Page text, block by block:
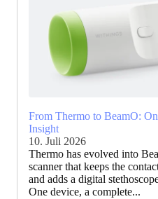
From Thermo to BeamO:
Insight
10. Juli 2026
Thermo has evolved into
scanner that keeps the
and adds a digital
One device, a complete...